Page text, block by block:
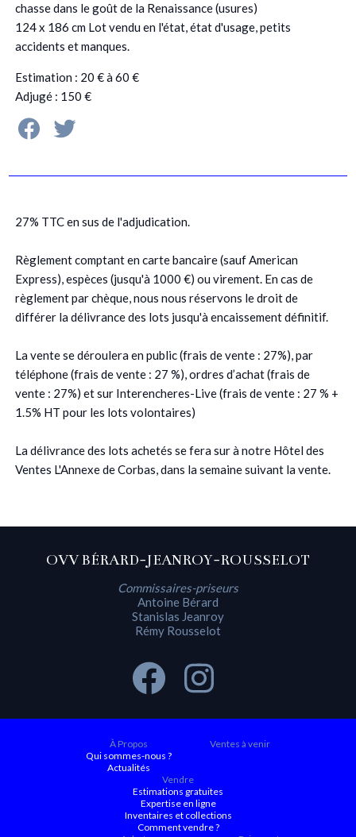
chasse dans le goût de la Renaissance (usures)
124 x 186 cm Lot vendu en l'état, état d'usage, petits
accidents et manques.
Estimation : 20 € à 60 €
Adjugé : 150 €
27% TTC en sus de l'adjudication.
Règlement comptant en carte bancaire (sauf American
Express), espèces (jusqu'à 1000 €) ou virement. En cas de
règlement par chèque, nous nous réservons le droit de
différer la délivrance des lots jusqu'à encaissement définitif.
La vente se déroulera en public (frais de vente : 27%), par
téléphone (frais de vente : 27 %), ordres d’achat (frais de
vente : 27%) et sur Interencheres-Live (frais de vente : 27 % +
1.5% HT pour les lots volontaires)
La délivrance des lots achetés se fera sur à notre Hôtel des
Ventes L'Annexe de Corbas, dans la semaine suivant la vente.
OVV BÉRARD-JEANROY-ROUSSELOT
Commissaires-priseurs
Antoine Bérard
Stanislas Jeanroy
Rémy Rousselot
À Propos
Qui sommes-nous ?
Actualités
Ventes à venir
Vendre
Estimations gratuites
Expertise en ligne
Inventaires et collections
Comment vendre ?